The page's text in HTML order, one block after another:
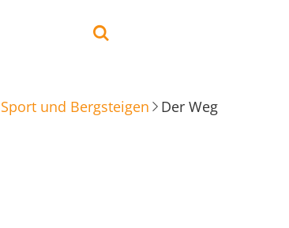
Sport und Bergsteigen Der Weg